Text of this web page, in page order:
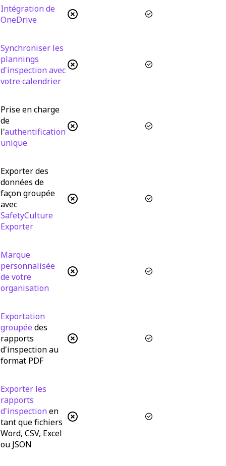
Intégration de
OneDrive
Synchroniser les
plannings
d'inspection avec
votre calendrier
Prise en charge
de
l'authentification
unique
Exporter des
données de
façon groupée
avec
SafetyCulture
Exporter
Marque
personnalisée
de votre
organisation
Exportation
groupéedes
rapports
d'inspection au
format PDF
Exporter les
rapports
d'inspectionen
tant que fichiers
Word, CSV, Excel
ou JSON